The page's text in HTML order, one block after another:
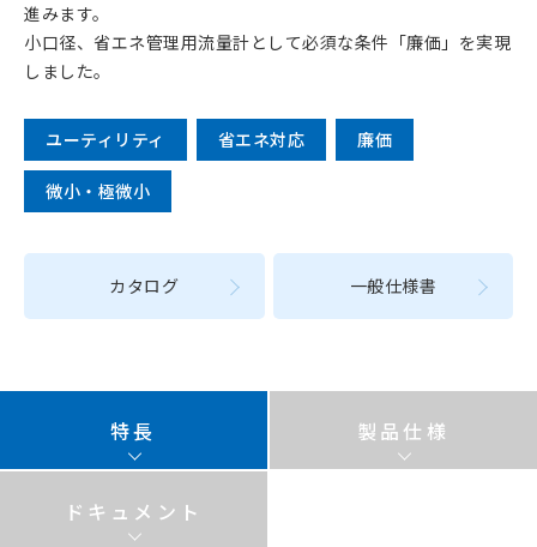
進みます。
小口径、省エネ管理用流量計として必須な条件「廉価」を実現
しました。
ユーティリティ 省エネ対応 廉価
微小・極微小
カタログ 一般仕様書
特長 製品仕様
ドキュメント